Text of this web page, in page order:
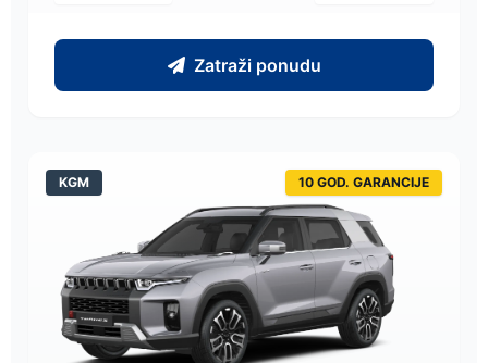
Zatraži ponudu
KGM 10 GOD. GARANCIJE